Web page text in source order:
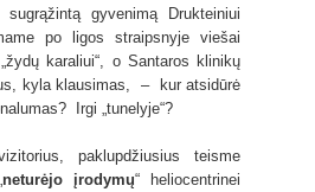
gyvenimą Drukteiniui
po ligos straipsnyje viešai
karaliui“, o Santaros klinikų
kyla klausimas, – kur atsidūrė
Irgi „tunelyje“?
paklupdžiusius teisme
neturėjo įrodymų“ heliocentrinei